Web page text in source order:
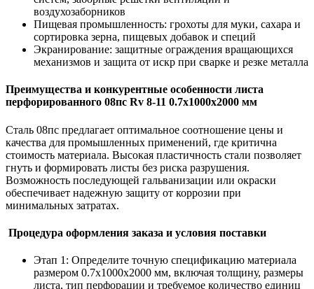
воздухозаборников
Пищевая промышленность: грохоты для муки, сахара и
сортировка зерна, пищевых добавок и специй
Экранирование: защитные ограждения вращающихся
механизмов и защита от искр при сварке и резке металла
Преимущества и конкурентные особенности листа
перфорированного 08пс Rv 8-11 0.7х1000х2000 мм
Сталь 08пс предлагает оптимальное соотношение цены и
качества для промышленных применений, где критична
стоимость материала. Высокая пластичность стали позволяет
гнуть и формировать листы без риска разрушения.
Возможность последующей гальванизации или окраски
обеспечивает надежную защиту от коррозии при
минимальных затратах.
Процедура оформления заказа и условия поставки
Этап 1: Определите точную спецификацию материала
размером 0.7х1000х2000 мм, включая толщину, размеры
листа, тип перфорации и требуемое количество единиц